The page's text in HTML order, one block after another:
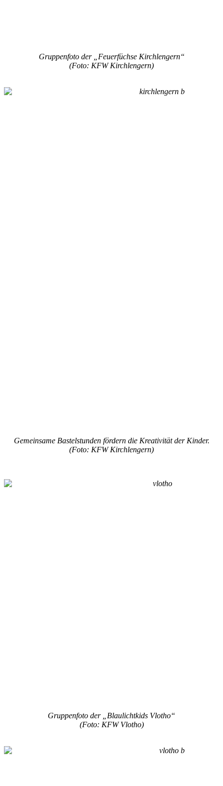
Gruppenfoto der „Feuerfüchse Kirchlengern“
(Foto: KFW Kirchlengern)
Gemeinsame Bastelstunden fördern die Kreativität der Kinder.
(Foto: KFW Kirchlengern)
Gruppenfoto der „Blaulichtkids Vlotho“
(Foto: KFW Vlotho)